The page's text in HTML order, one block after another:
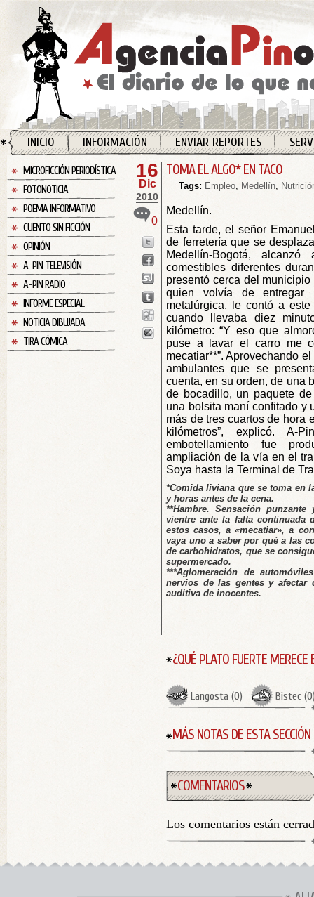
INICIO INFORMACIÓN ENVIAR REPORTES
MICROFICCIÓN PERIODÍSTICA
FOTONOTICIA
POEMA INFORMATIVO
CUENTO SIN FICCIÓN
OPINIÓN
A-PIN TELEVISIÓN
A-PIN RADIO
INFORME ESPECIAL
NOTICIA DIBUJADA
TIRA CÓMICA
16
Dic
2010
0
TOMA EL ALGO* EN TACO
Tags: Empleo, Medellín,
Medellín.
Esta tarde, el señor
de ferretería que se
Medellín-Bogotá,
comestibles diferentes
presentó cerca del
quien volvía de entregar
metalúrgica, le contó a
cuando llevaba diez
kilómetro: “Y eso que
puse a lavar el carro me
mecatiar**”. Aprovechando
ambulantes que se
cuenta, en su orden, de una
de bocadillo, un paquete
una bolsita maní confitado y
más de tres cuartos de hora
kilómetros”, explicó.
embotellamiento fue
ampliación de la vía en el
Soya hasta la Terminal de
*Comida liviana que se toma en
y horas antes de la cena.
**Hambre. Sensación
vientre ante la falta continuada
estos casos, a «mecatiar», a
vaya uno a saber por qué a las
de carbohidratos, que se
supermercado.
***Aglomeración de
nervios de las gentes y afectar
auditiva de inocentes.
¿QUÉ PLATO FUERTE MERECE
Langosta (0) Bistec (0
MÁS NOTAS DE ESTA SECCIÓN
COMENTARIOS
Los comentarios están